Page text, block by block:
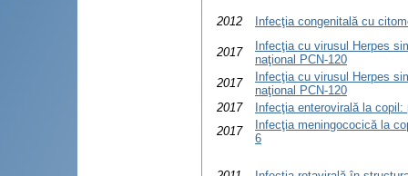
2012 Infecţia congenitală cu
2017
Infecţia cu virusul Herpes
naţional PCN-120
2017
Infecţia cu virusul Herpes
naţional PCN-120
2017
Infecţia enterovirală la
2017
Infecţia meningococică la
6